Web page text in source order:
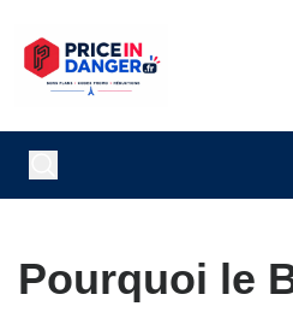
Pourquoi le